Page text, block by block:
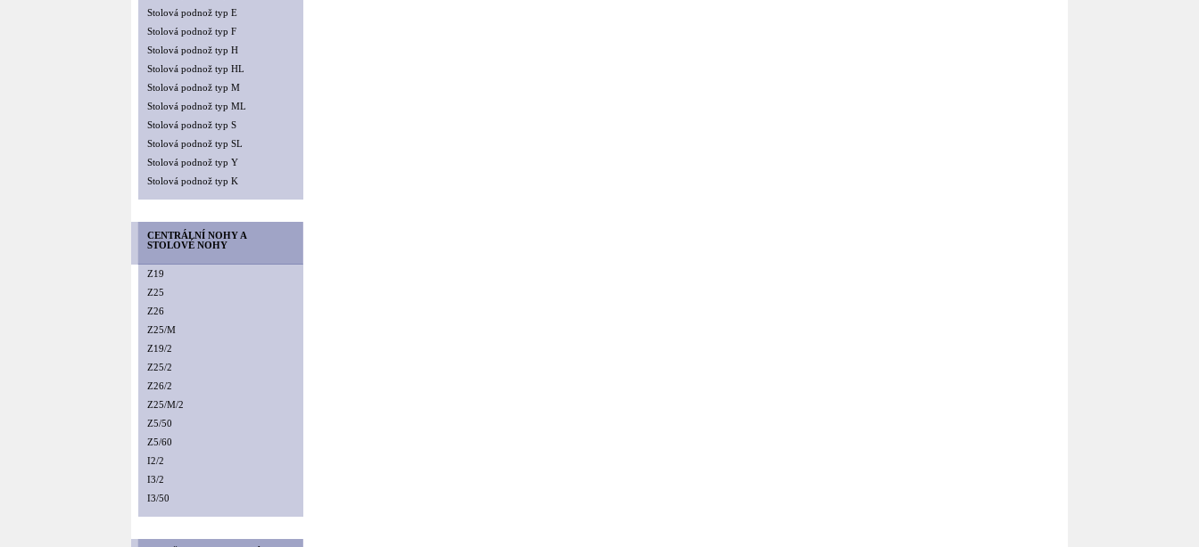
Stolová podnož typ E
Stolová podnož typ F
Stolová podnož typ H
Stolová podnož typ HL
Stolová podnož typ M
Stolová podnož typ ML
Stolová podnož typ S
Stolová podnož typ SL
Stolová podnož typ Y
Stolová podnož typ K
CENTRÁLNÍ NOHY A
STOLOVÉ NOHY
Z19
Z25
Z26
Z25/M
Z19/2
Z25/2
Z26/2
Z25/M/2
Z5/50
Z5/60
I2/2
I3/2
I3/50